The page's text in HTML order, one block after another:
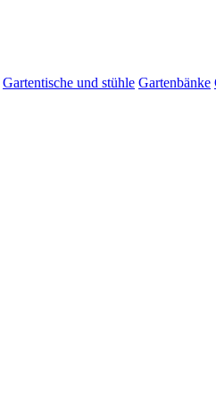
Gartentische und stühle Gartenbänke